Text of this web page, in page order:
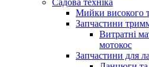
Садова техніка
Мийки високого
Запчастини
Витратні
мотокос
Запчастини для